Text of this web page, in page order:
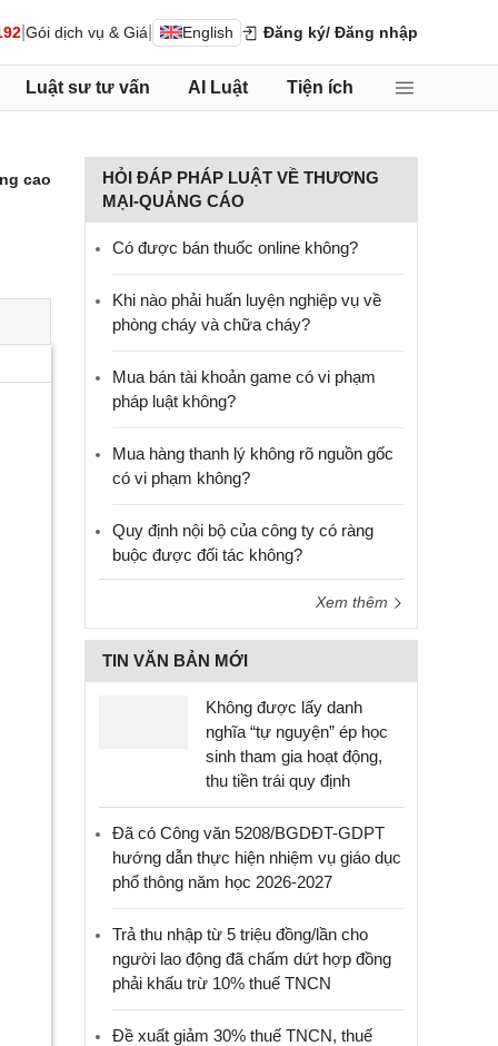
Gói dịch vụ & Giá English Đăng ký/ Đăng nhập
Luật sư tư vấn AI Luật Tiện ích
cao
HỎI ĐÁP PHÁP LUẬT VỀ THƯƠNG
MẠI-QUẢNG CÁO
Có được bán thuốc online không?
Khi nào phải huấn luyện nghiệp vụ về
phòng cháy và chữa cháy?
Mua bán tài khoản game có vi phạm
pháp luật không?
Mua hàng thanh lý không rõ nguồn gốc
có vi phạm không?
Quy định nội bộ của công ty có ràng
buộc được đối tác không?
Xem thêm
TIN VĂN BẢN MỚI
Không được lấy danh
nghĩa “tự nguyện” ép học
sinh tham gia hoạt động,
thu tiền trái quy định
Đã có Công văn 5208/BGDĐT-GDPT
hướng dẫn thực hiện nhiệm vụ giáo dục
phổ thông năm học 2026-2027
Trả thu nhập từ 5 triệu đồng/lần cho
người lao động đã chấm dứt hợp đồng
phải khấu trừ 10% thuế TNCN
Đề xuất giảm 30% thuế TNCN, thuế